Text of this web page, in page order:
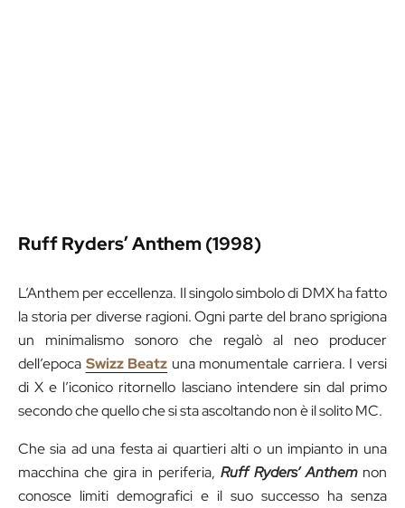
Ruff Ryders’ Anthem (1998)
L’Anthem per eccellenza. Il singolo simbolo di DMX ha fatto
la storia per diverse ragioni. Ogni parte del brano sprigiona
un minimalismo sonoro che regalò al neo producer
dell’epoca Swizz Beatz una monumentale carriera. I versi
di X e l’iconico ritornello lasciano intendere sin dal primo
secondo che quello che si sta ascoltando non è il solito MC.
Che sia ad una festa ai quartieri alti o un impianto in una
macchina che gira in periferia, Ruff Ryders’ Anthemnon
conosce limiti demografici e il suo successo ha senza